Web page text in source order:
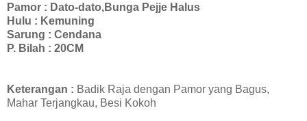
Pamor : Dato-dato,Bunga Pejje Halus
Hulu : Kemuning
Sarung : Cendana
P. Bilah : 20CM
Keterangan : Badik Raja dengan Pamor yang Bagus,
Mahar Terjangkau, Besi Kokoh